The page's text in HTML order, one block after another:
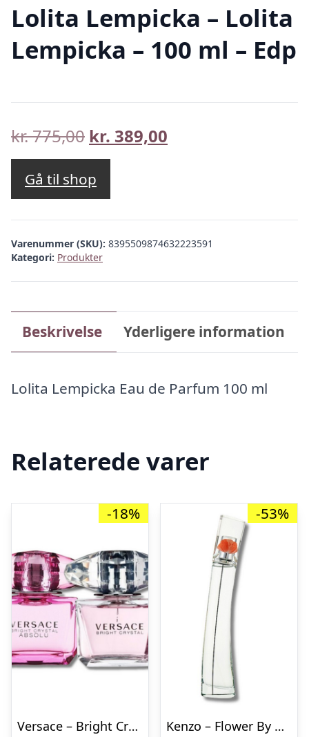
Lolita Lempicka – Lolita
Lempicka – 100 ml – Edp
kr.775,00 Den
oprindelige
pris
var:
kr. 775,00.
kr. 389,00
kr. 389,00.
Gå til shop
Varenummer (SKU): 8395509874632223591
Kategori: Produkter
Beskrivelse Yderligere information
Lolita Lempicka Eau de Parfum 100 ml
Relaterede varer
-18%
Versace – Bright Crystal & Absolu Gaveæske – 2 x 30 ml
-53%
Kenzo – Flower By Kenzo – 30 ml – Edt